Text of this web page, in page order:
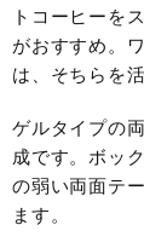
トコーヒーを
がおすすめ。
は、そちらを
ゲルタイプの
成です。ボッ
の弱い両面テ
ます。